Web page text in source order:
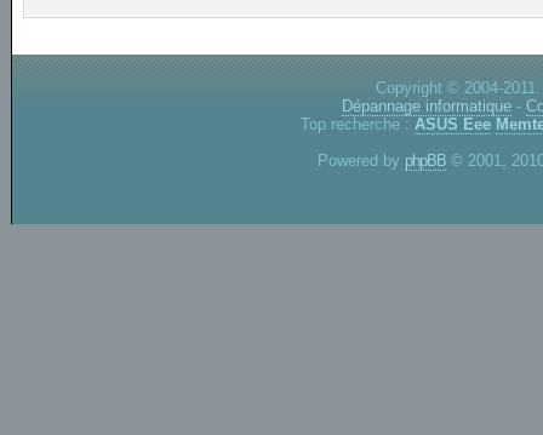
Copyright © 2004-
Dépannage informatique -
Top recherche : ASUS Eee
Powered by phpBB © 2001,